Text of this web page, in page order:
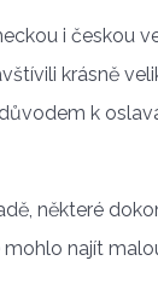
i českou
krásně
k
některé
najít